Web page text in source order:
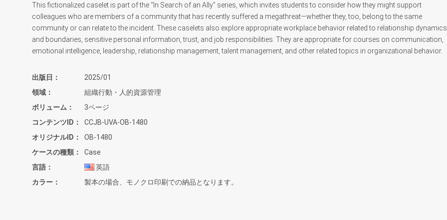
This fictionalized caselet is part of the “In Search of an Ally” series, which invites students to consider how they might support
colleagues who are members of a community that has recently suffered a megathreat—whether they, too, belong to the same
community or can relate to the incident. These caselets also explore appropriate workplace behavior related to relationship dynamics
and boundaries, sensitive personal information, trust, and job responsibilities. They are appropriate for courses on communication,
emotional intelligence, leadership, relationship management, talent management, and other related topics in organizational behavior.
出版日
2025/01
領域
組織行動・人的資源管理
ボリューム
3ページ
コンテンツID
CCJB-UVA-OB-1480
オリジナルID
OB-1480
ケースの種類
Case
言語
英語
カラー
製本の場合、モノクロ印刷での納品となります。